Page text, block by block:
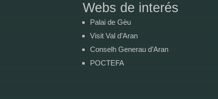
Webs de interés
Palai de Gèu
Visit Val d’Aran
Conselh Generau d’Aran
POCTEFA